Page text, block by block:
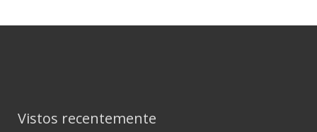
Vistos recentemente